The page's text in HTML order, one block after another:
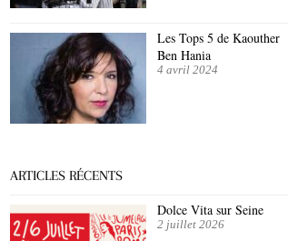
Les Tops 5 de Kaouther
Ben Hania
4 avril 2024
ARTICLES RÉCENTS
Dolce Vita sur Seine
2 juillet 2026